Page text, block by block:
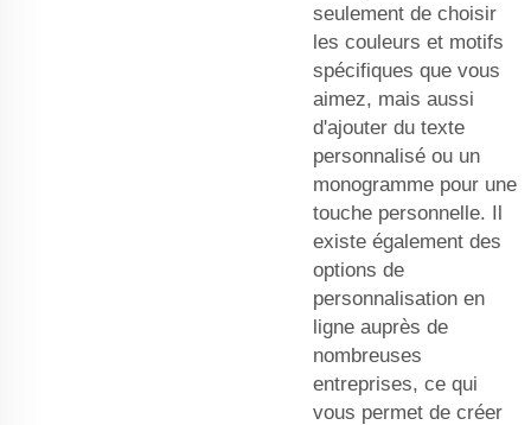
seulement de choisir
les couleurs et motifs
spécifiques que vous
aimez, mais aussi
d'ajouter du texte
personnalisé ou un
monogramme pour une
touche personnelle. Il
existe également des
options de
personnalisation en
ligne auprès de
nombreuses
entreprises, ce qui
vous permet de créer